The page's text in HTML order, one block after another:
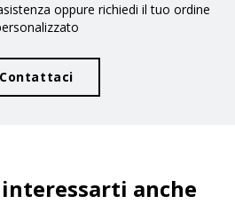
oppure richiedi il tuo ordine
Contattaci
anche